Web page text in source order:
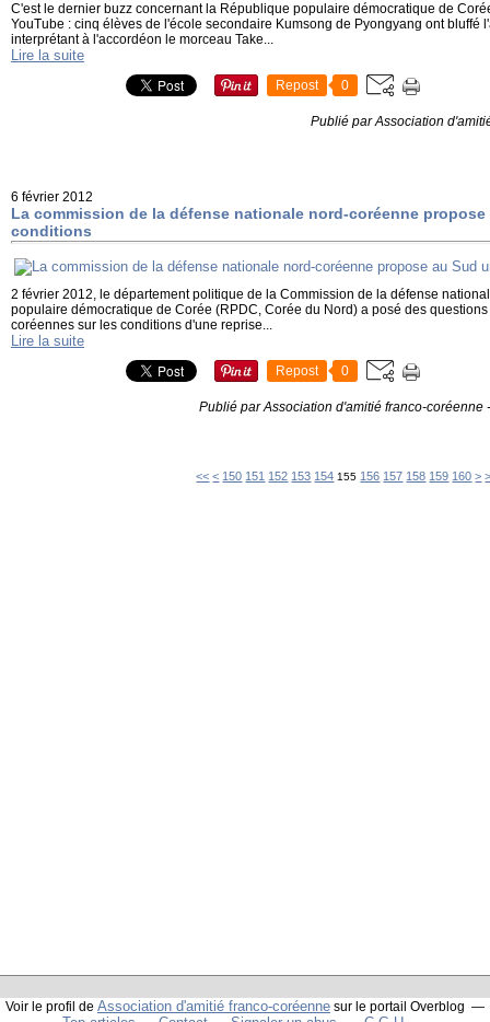
C'est le dernier buzz concernant la République populaire démocratique de
YouTube : cinq élèves de l'école secondaire Kumsong de Pyongyang ont bluffé
interprétant à l'accordéon le morceau Take...
Lire la suite
Repost 0
Publié par Association
6 février 2012
La commission de la défense nationale nord-coréenne
conditions
2 février 2012, le département politique de la Commission de la défense
populaire démocratique de Corée (RPDC, Corée du Nord) a posé des
coréennes sur les conditions d'une reprise...
Lire la suite
Repost 0
Publié par Association d'amitié franco-coréenne -
<< < 100
110
120
130
140
150 151 152 153 154 155 156 157 158 159 160 >
Voir le profil de Association d'amitié franco-coréenne sur le portail Overblog